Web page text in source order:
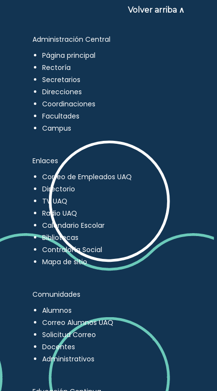
Volver arriba ∧
Administración Central
Página principal
Rectoría
Secretarios
Direcciones
Coordinaciones
Facultades
Campus
Enlaces
Correo de Empleados UAQ
Directorio
TV UAQ
Radio UAQ
Calendario Escolar
Bibliotecas
Contraloría Social
Mapa de sitio
Comunidades
Alumnos
Correo Alumnos UAQ
Solicitud Correo
Docentes
Administrativos